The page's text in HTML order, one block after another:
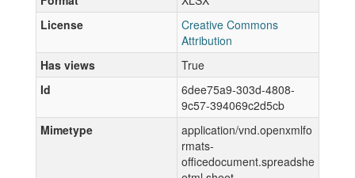
License
Creative Commons
Attribution
Has views
True
Id
6dee75a9-303d-4808-
9c57-394069c2d5cb
Mimetype
application/vnd.openxmlfo
rmats-
officedocument.spreadshe